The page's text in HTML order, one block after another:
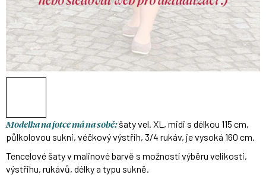
Modelka na fotce má na sobě:šaty vel. XL, midi s délkou 115 cm,
půlkolovou sukni, véčkový výstřih, 3/4 rukáv, je vysoká 160 cm.
Tencelové šaty v malinové barvě s možností výběru velikosti,
výstřihu, rukávů, délky a typu sukně.